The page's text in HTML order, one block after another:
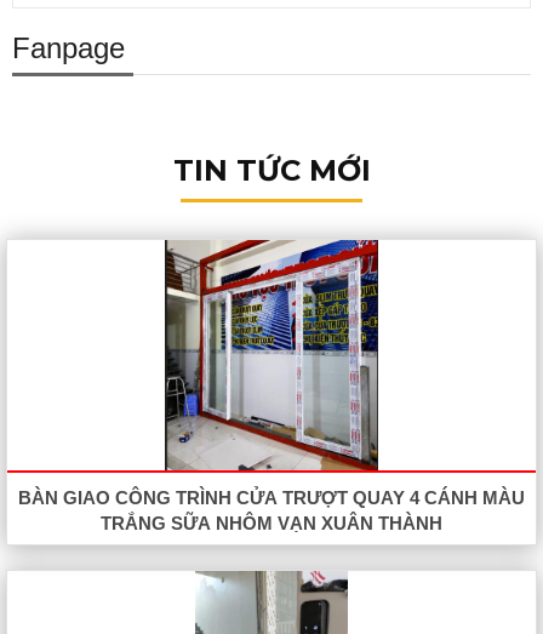
Fanpage
TIN TỨC MỚI
BÀN GIAO CÔNG TRÌNH CỬA TRƯỢT QUAY 4 CÁNH MÀU
TRẮNG SỮA NHÔM VẠN XUÂN THÀNH